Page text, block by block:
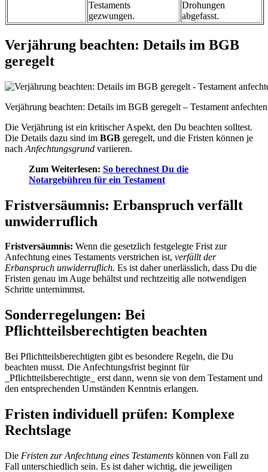
Testaments
gezwungen.
Drohungen
abgefasst.
Verjährung beachten: Details im BGB
geregelt
Verjährung beachten: Details im BGB geregelt – Testament
Die Verjährung ist ein kritischer Aspekt, den Du beachten solltest.
Die Details dazu sind im BGB geregelt, und die Fristen können je
nach Anfechtungsgrund variieren.
Zum Weiterlesen: So berechnest Du die
Notargebühren für ein Testament
Fristversäumnis: Erbanspruch verfällt
unwiderruflich
Fristversäumnis: Wenn die gesetzlich festgelegte Frist zur
Anfechtung eines Testaments verstrichen ist, verfällt der
Erbanspruch unwiderruflich. Es ist daher unerlässlich, dass Du die
Fristen genau im Auge behältst und rechtzeitig alle notwendigen
Schritte unternimmst.
Sonderregelungen: Bei
Pflichtteilsberechtigten beachten
Bei Pflichtteilsberechtigten gibt es besondere Regeln, die Du
beachten musst. Die Anfechtungsfrist beginnt für
_Pflichtteilsberechtigte_ erst dann, wenn sie von dem Testament und
den entsprechenden Umständen Kenntnis erlangen.
Fristen individuell prüfen: Komplexe
Rechtslage
Die Fristen zur Anfechtung eines Testaments können von Fall zu
Fall unterschiedlich sein. Es ist daher wichtig, die jeweiligen